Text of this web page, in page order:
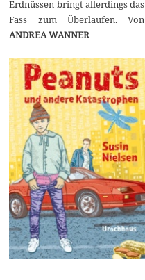
Erdnüssen bringt allerdings das
Fass zum Überlaufen. Von
ANDREA WANNER